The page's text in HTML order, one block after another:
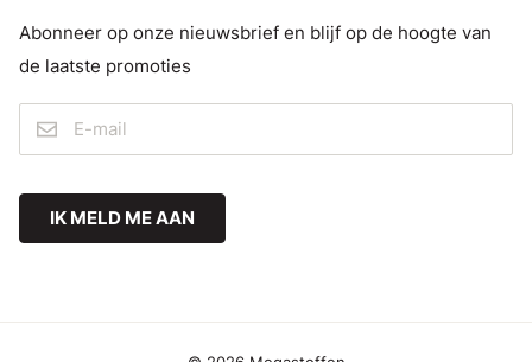
Abonneer op onze nieuwsbrief en blijf op de hoogte van
de laatste promoties
IK MELD ME AAN